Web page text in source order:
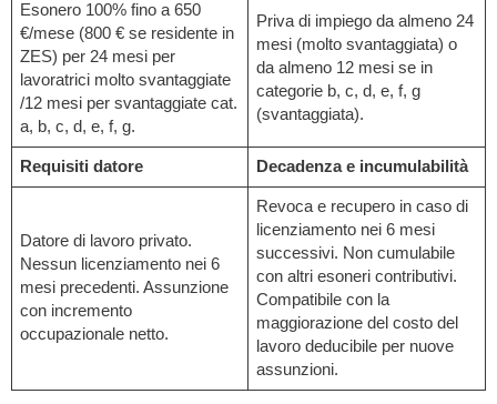
Esonero 100% fino a 650
€/mese (800 € se residente in
ZES) per 24 mesi per
lavoratrici molto svantaggiate
/12 mesi per svantaggiate cat.
a, b, c, d, e, f, g.
Priva di impiego da almeno 24
mesi (molto svantaggiata) o
da almeno 12 mesi se in
categorie b, c, d, e, f, g
(svantaggiata).
Requisiti datore Decadenza e incumulabilità
Datore di lavoro privato.
Nessun licenziamento nei 6
mesi precedenti. Assunzione
con incremento
occupazionale netto.
Revoca e recupero in caso di
licenziamento nei 6 mesi
successivi. Non cumulabile
con altri esoneri contributivi.
Compatibile con la
maggiorazione del costo del
lavoro deducibile per nuove
assunzioni.